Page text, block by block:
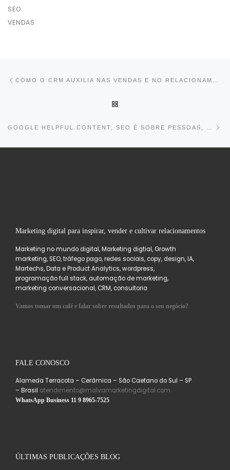
SEO
VENDAS
Post navigation
Marketing digital para inspirar, vender e cultivar relacionamentos
Marketing no mundo digital, Marketing digtial, Growth
marketing, SEO, tráfego pago, redes sociais, copy, design, IA,
Martechs, Data e Product Analytics, wordpress,
programação full stack, automação de marketing,
marketing conversacional, CRM, consultoria
Vamos tomar um café e falar sobre resultados para o seu negócio?
FALE CONOSCO
Alameda Terracota – Cerâmica – São Caetano do Sul – SP
– Brasil atendimento@malvamarketingdigital.com
WhatsApp Business 11 9 8965-7525
ÚLTIMAS PUBLICAÇÕES BLOG